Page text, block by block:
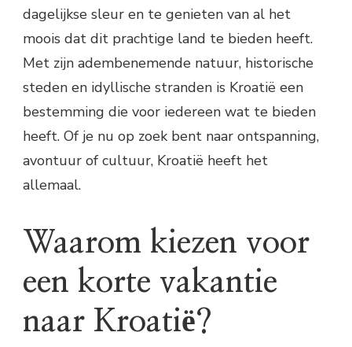
dagelijkse sleur en te genieten van al het
moois dat dit prachtige land te bieden heeft.
Met zijn adembenemende natuur, historische
steden en idyllische stranden is Kroatië een
bestemming die voor iedereen wat te bieden
heeft. Of je nu op zoek bent naar ontspanning,
avontuur of cultuur, Kroatië heeft het
allemaal.
Waarom kiezen voor
een korte vakantie
naar Kroatië?